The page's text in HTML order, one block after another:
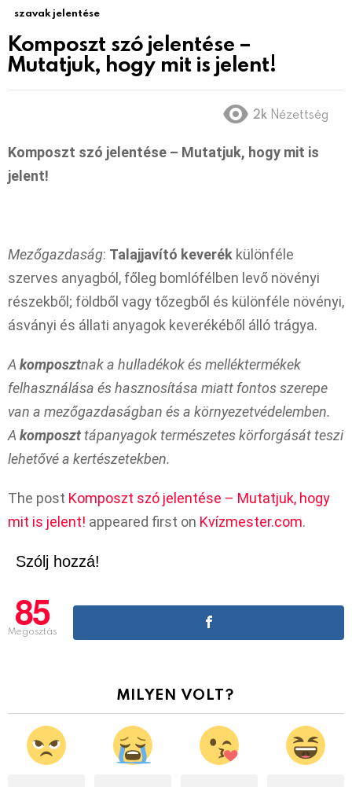
szavak jelentése
Komposzt szó jelentése –
Mutatjuk, hogy mit is jelent!
2k Nézettség
Komposzt szó jelentése – Mutatjuk, hogy mit is
jelent!
Mezőgazdaság: Talajjavító keverék különféle
szerves anyagból, főleg bomlófélben levő növényi
részekből; földből vagy tőzegből és különféle növényi,
ásványi és állati anyagok keverékéből álló trágya.
A komposztnak a hulladékok és melléktermékek
felhasználása és hasznosítása miatt fontos szerepe
van a mezőgazdaságban és a környezetvédelemben.
A komposzttápanyagok természetes körforgását teszi
lehetővé a kertészetekben.
The post Komposzt szó jelentése – Mutatjuk, hogy
mit is jelent! appeared first on Kvízmester.com.
Szólj hozzá!
85
Megosztás
MILYEN VOLT?